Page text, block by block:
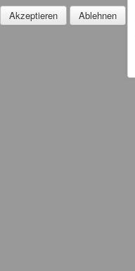
Akzeptieren
Ablehnen